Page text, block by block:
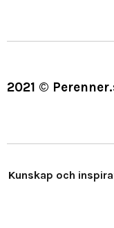
2021 ©
Kunskap och